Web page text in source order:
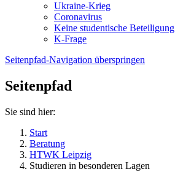
Ukraine-Krieg
Coronavirus
Keine studentische Beteiligung
K-Frage
Seitenpfad-Navigation überspringen
Seitenpfad
Sie sind hier:
Start
Beratung
HTWK Leipzig
Studieren in besonderen Lagen